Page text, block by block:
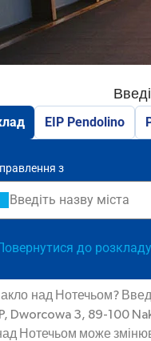
EIP Pendolino
з
до розкладу
над Нотечьом?
Dworcowa 3, 89-100
Нотечьом може